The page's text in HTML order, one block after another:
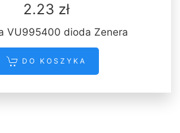
2.23 zł
VU995400 dioda Zenera
DO KOSZYKA